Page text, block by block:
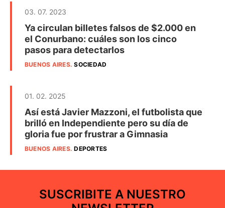
03. 07. 2023
Ya circulan billetes falsos de $2.000 en
el Conurbano: cuáles son los cinco
pasos para detectarlos
BUENOS AIRES.SOCIEDAD
01. 02. 2025
Así está Javier Mazzoni, el futbolista que
brilló en Independiente pero su día de
gloria fue por frustrar a Gimnasia
BUENOS AIRES.DEPORTES
SUSCRIBITE A NUESTRO